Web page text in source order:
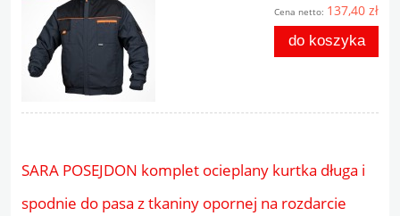
Cena netto: 137,40 zł
do koszyka
SARA POSEJDON komplet ocieplany kurtka długa i
spodnie do pasa z tkaniny opornej na rozdarcie